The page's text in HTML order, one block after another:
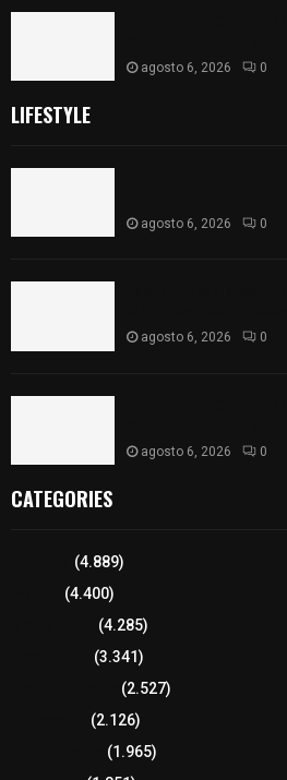
agosto 6, 2026 0
LIFESTYLE
agosto 6, 2026 0
agosto 6, 2026 0
agosto 6, 2026 0
CATEGORIES
(4.889)
(4.400)
(4.285)
(3.341)
(2.527)
(2.126)
(1.965)